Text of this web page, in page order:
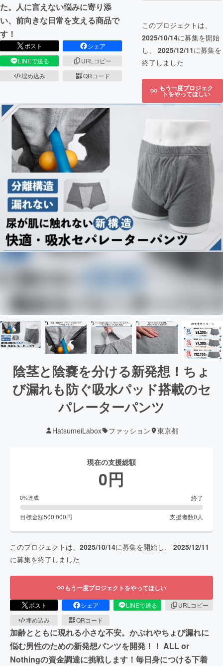
た。人に言えない悩みに寄り添
い、前向きな日常を支える商品で
す！
ポスト
シェア
LINEで送る
URLコピー
埋め込み
QRコード
このプロジェクトは、
2025/10/14に募集を開始
し、 2025/12/11に募集を
終了しました
もう一度プロジェク
トをやってほしい
陰茎と陰嚢を分ける新発想！ちょ
び漏れも防ぐ吸水パッド搭載のセ
パレーターパンツ
HatsumeiLabox ファッション 東京都
現在の支援総額
0円
0%達成 終了
目標金額500,000円 支援者数0 人
このプロジェクトは、 2025/10/14に募集を開始し、 2025/12/11
に募集を終了しました
もう一度プロジェクトをやってほしい
ポスト シェア LINEで送る
URLコピー
埋め込み
QRコード
加齢とともに現れる小さな不安。かぶれやちょび漏れに
悩む男性のための新発想パンツを開発！！ ALL or
Nothingの資金調達に挑戦します！毎日身につける下着